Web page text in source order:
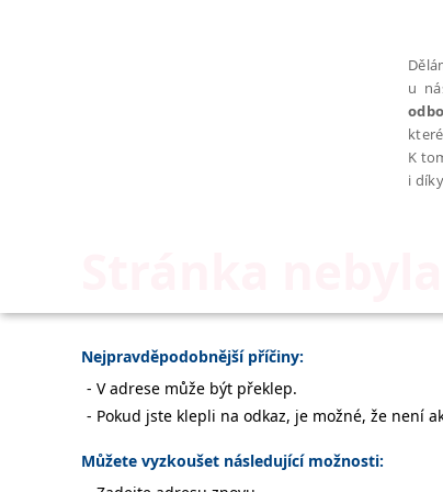
Stránka
Nejpravděpodobnější příčiny:
V adrese může být překlep.
Pokud jste klepli na odkaz, je možné, že není
Můžete vyzkoušet následující možnosti:
u
K
i
Nezbytně nutné soubory cookie umožňují základní